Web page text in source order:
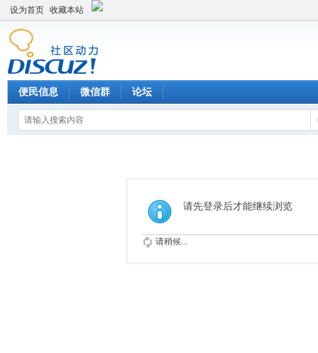
设为首页 收藏本站
便民信息 微信群 论坛
请先登录后才能继续浏览
请稍候...